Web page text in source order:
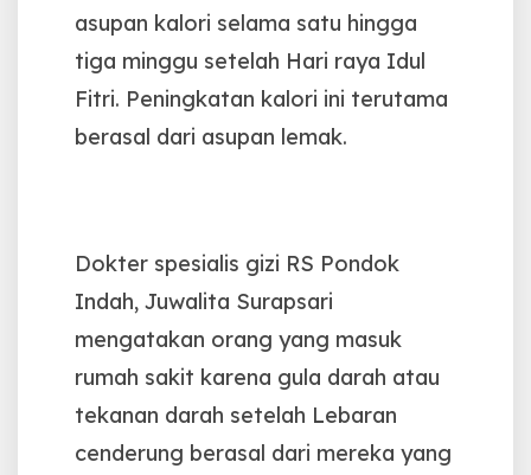
asupan kalori selama satu hingga
tiga minggu setelah Hari raya Idul
Fitri. Peningkatan kalori ini terutama
berasal dari asupan lemak.
Dokter spesialis gizi RS Pondok
Indah, Juwalita Surapsari
mengatakan orang yang masuk
rumah sakit karena gula darah atau
tekanan darah setelah Lebaran
cenderung berasal dari mereka yang